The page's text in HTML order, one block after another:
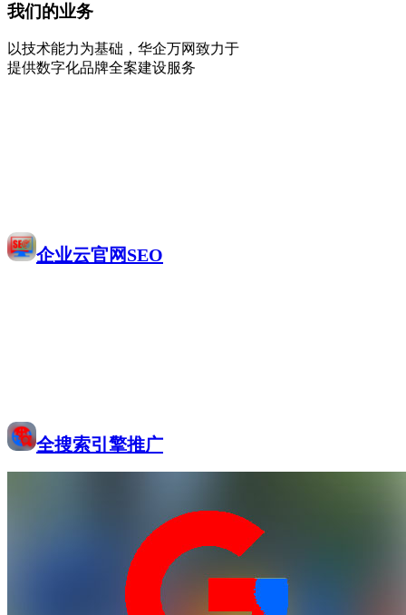
我们的业务
以技术能力为基础，华企万网致力于
提供数字化品牌全案建设服务
企业云官网SEO
全搜索引擎推广